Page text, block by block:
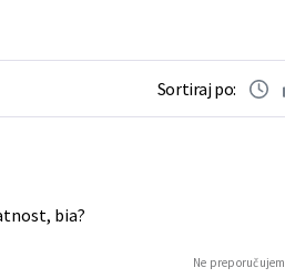
Sortiraj po:
bia?
Ne preporučujem